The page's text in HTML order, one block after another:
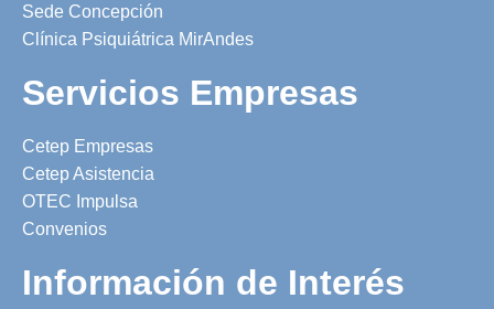
Sede Concepción
Clínica Psiquiátrica MirAndes
Servicios Empresas
Cetep Empresas
Cetep Asistencia
OTEC Impulsa
Convenios
Información de Interés